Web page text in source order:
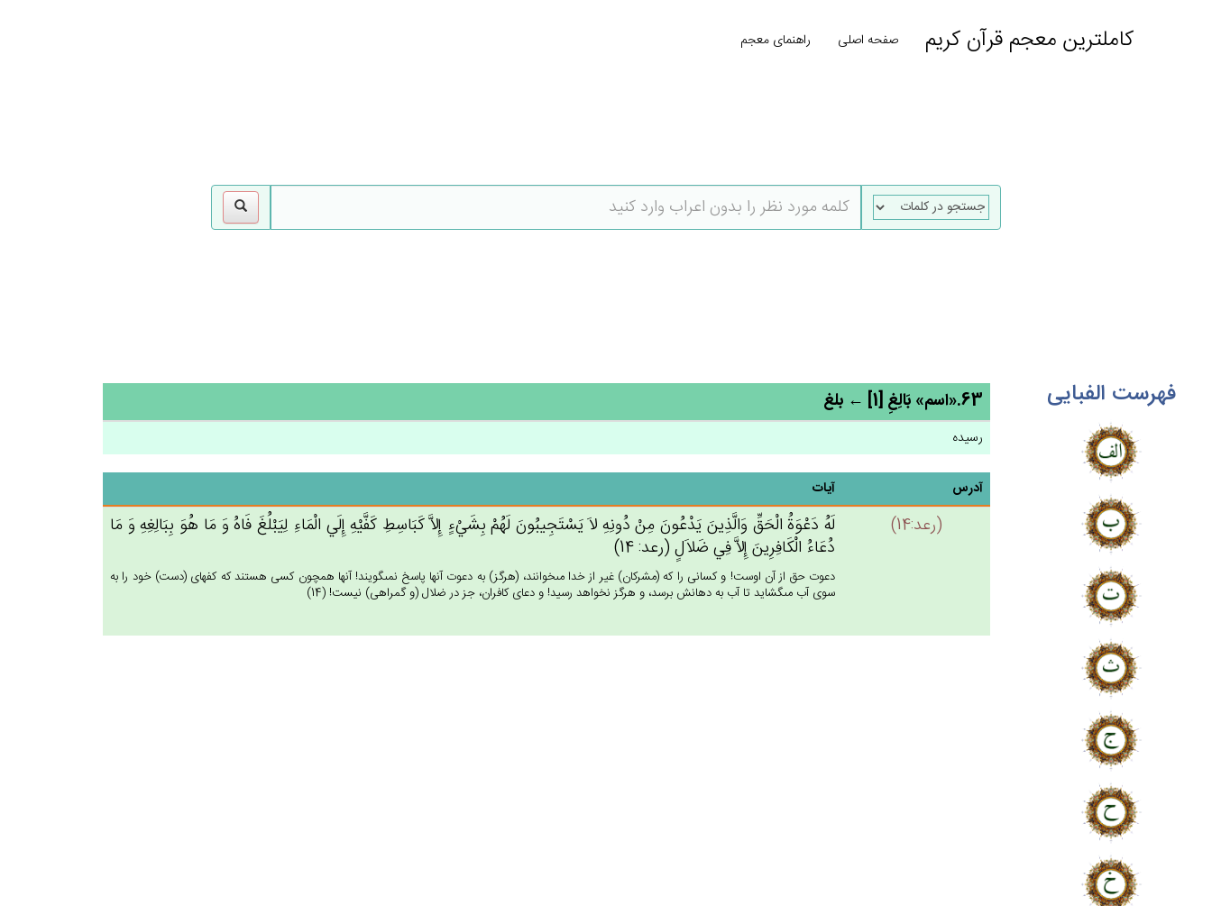
کاملترین معجم قرآن کریم صفحه اصلی راهنمای معجم
فهرست الفبایی 63.«اسم» بَالِغِ [1] ← بلغ
رسیده
آدرس آیات
(رعد:14)
لَه‌ُ دَعْوَة‌ُ الْحَق‌ِّ وَالَّذِين‌َ يَدْعُون‌َ مِنْ‌ دُونِه‌ِ لاَ يَسْتَجِيبُون‌َ لَهُمْ‌ بِشَيْ‌ءٍ إِلاَّ كَبَاسِط‌ِ كَفَّيْه‌ِ إِلَي‌ الْمَاءِ لِيَبْلُغ‌َ فَاه‌ُ وَ مَا هُوَ بِبَالِغِه‌ِ وَ مَا
دُعَاءُ الْكَافِرِين‌َ إِلاَّ فِي‌ ضَلاَل‌ٍ (رعد: 14)
دعوت حق از آن اوست! و كسانى را كه (مشركان) غير از خدا مى‏خوانند، (هرگز) به دعوت آنها پاسخ نمى‏گويند! آنها همچون كسى هستند كه كفهاى (دست) خود را به
سوى آب مى‏گشايد تا آب به دهانش برسد، و هرگز نخواهد رسيد! و دعاى كافران، جز در ضلال (و گمراهى) نيست! (14)